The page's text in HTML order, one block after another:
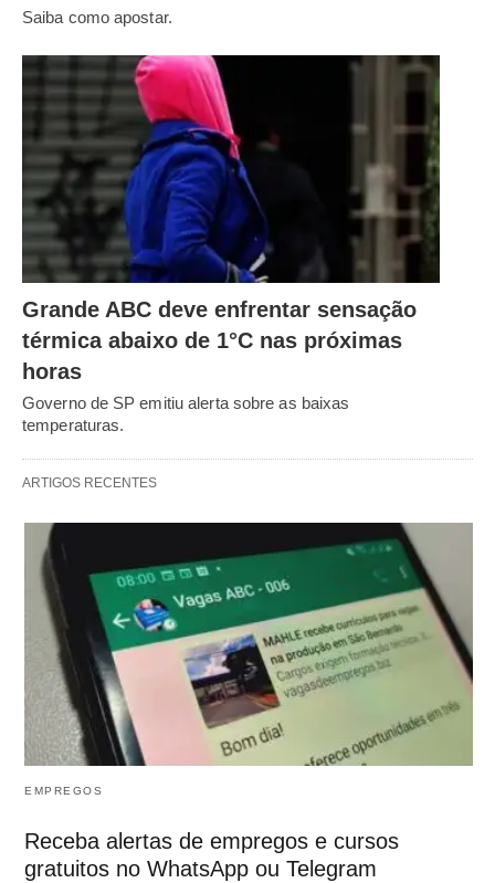
Saiba como apostar.
Grande ABC deve enfrentar sensação
térmica abaixo de 1°C nas próximas
horas
Governo de SP emitiu alerta sobre as baixas
temperaturas.
ARTIGOS RECENTES
EMPREGOS
Receba alertas de empregos e cursos
gratuitos no WhatsApp ou Telegram